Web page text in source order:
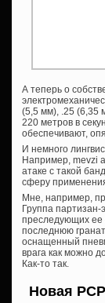
А теперь о
(5,5 мм), .25 (6,35
220 метров в
обеспечивают,
И немного
Например, mevzi
атаке с такой
сферу
Мне, например,
Группа
преследующих ее
последнюю
оснащенный
врага как можно
Как-то так.
Новая